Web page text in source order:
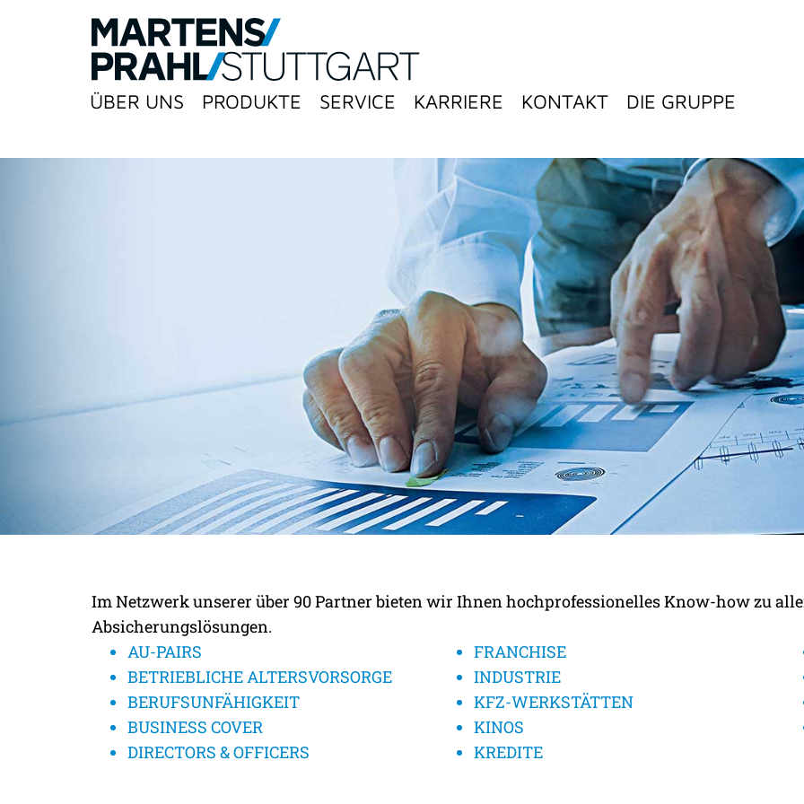
ÜBER UNS PRODUKTE SERVICE KARRIERE KONTAKT DIE GRUPPE
DIE MARTENS & PRAHL KOMPETENZEN
KLARE LÖSUNGEN KOMPLIZIERTER
Im Netzwerk unserer über 90 Partner bieten wir Ihnen hochprofessionelles Know-how zu
Absicherungslösungen.
AU-PAIRS
BETRIEBLICHE ALTERSVORSORGE
BERUFSUNFÄHIGKEIT
BUSINESS COVER
DIRECTORS & OFFICERS
FRANCHISE
INDUSTRIE
KFZ-WERKSTÄTTEN
KINOS
KREDITE